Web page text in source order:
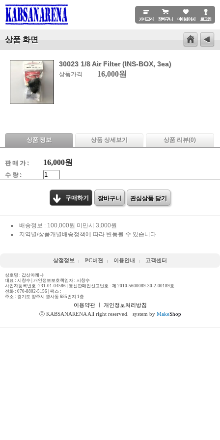
상품 화면
30023 1/8 Air Filter (INS-BOX, 3ea)
상품가격 16,000원
상품 정보 상품 상세보기 상품 리뷰(0)
판 매 가 : 16,000원
수 량 :
구매하기 장바구니 관심상품 담기
배송정보 : 100,000원 미만시 3,000원
지역별/상품개별배송정책에 따라 변동될 수 있습니다
상점정보 PC버젼 이용안내 고객센터
상호명 : 갑산아레나
대표 : 시창수 | 개인정보보호책임자 : 시창수
사업자등록번호 :231-01-04586 | 통신판매업신고번호 : 제 2010-5600089-30-2-00189호
전화 : 070-8802-5156 | 팩스 :
주소 : 경기도 양주시 광사동 685번지 1층
이용약관ㅣ 개인정보처리방침
ⓒ KABSANARENA All right reserved.
system by MakeShop